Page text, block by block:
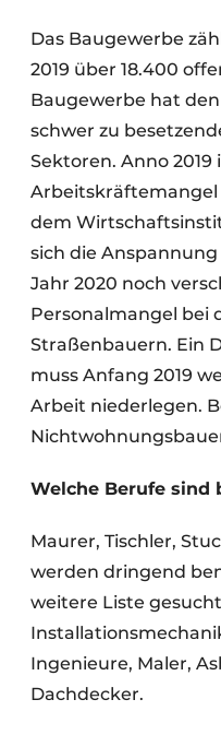
Datenschutz /
Ein
Videos
Das Baugewerbe
2019 über 18.400
Baugewerbe hat
schwer zu
Sektoren. Anno 2019
dem
sich die
Jahr 2020 noch
Personalmangel bei
Straßenbauern. Ein
muss Anfang 2019
Arbeit niederlegen.
Welche Berufe sind
Maurer, Tischler,
werden dringend
weitere Liste
Ingenieure, Maler,
Dachdecker.